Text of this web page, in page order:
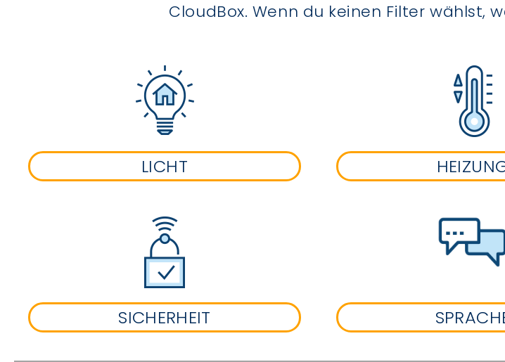
CloudBox. Wenn du keinen Filter wählst,
LICHT
SICHERHEIT